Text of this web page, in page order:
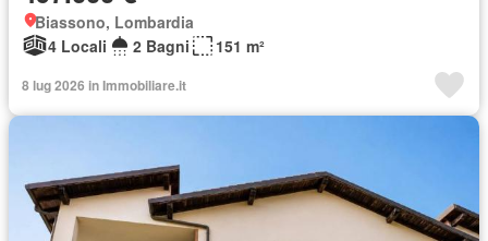
Biassono, Lombardia
4 Locali
2 Bagni 151 m²
8 lug 2026 in Immobiliare.it